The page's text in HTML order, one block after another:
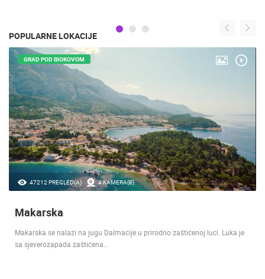
POPULARNE LOKACIJE
47212 PREGLED(A) 4 KAMERA(E)
GRAD POD BIOKOVOM
Makarska
Makarska se nalazi na jugu Dalmacije u prirodno zaštićenoj luci. Luka je
sa sjeverozapada zaštićena…